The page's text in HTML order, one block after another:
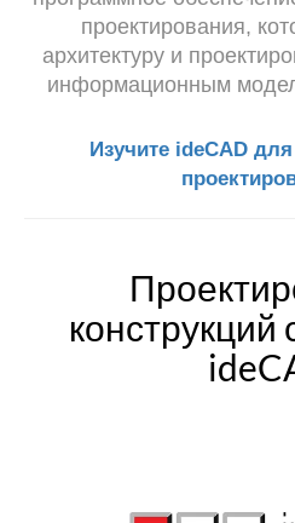
проектирования,
архитектуру и
информационным
Изучите ideCAD для